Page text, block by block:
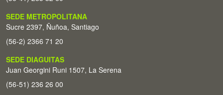
SEDE METROPOLITANA
Sucre 2397, Ñuñoa, Santiago
(56-2) 2366 71 20
SEDE DIAGUITAS
Juan Georgini Runi 1507, La Serena
(56-51) 236 26 00